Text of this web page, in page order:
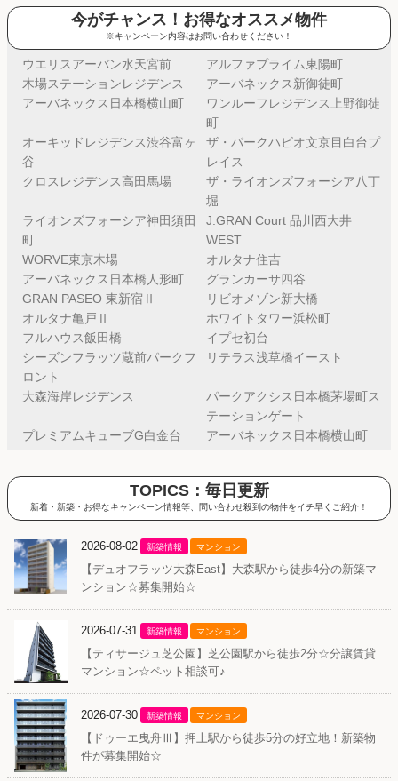
今がチャンス！お得なオススメ物件
※キャンペーン内容はお問い合わせください！
ウエリスアーバン水天宮前
アルファプライム東陽町
木場ステーションレジデンス
アーバネックス新御徒町
アーバネックス日本橋横山町
ワンルーフレジデンス上野御徒
町
オーキッドレジデンス渋谷富ヶ
谷
ザ・パークハビオ文京目白台プ
レイス
クロスレジデンス高田馬場
ザ・ライオンズフォーシア八丁
堀
ライオンズフォーシア神田須田
町
J.GRAN Court 品川西大井
WEST
WORVE東京木場
オルタナ住吉
アーバネックス日本橋人形町
グランカーサ四谷
GRAN PASEO 東新宿Ⅱ
リビオメゾン新大橋
オルタナ亀戸Ⅱ
ホワイトタワー浜松町
フルハウス飯田橋
イプセ初台
シーズンフラッツ蔵前パークフ
ロント
リテラス浅草橋イースト
大森海岸レジデンス
パークアクシス日本橋茅場町ス
テーションゲート
プレミアムキューブG白金台
アーバネックス日本橋横山町
TOPICS：毎日更新
新着・新築・お得なキャンペーン情報等、問い合わせ殺到の物件をイチ早くご紹介！
2026-08-02 新築情報 マンション
【デュオフラッツ大森East】大森駅から徒歩4分の新築マ
ンション☆募集開始☆
2026-07-31 新築情報 マンション
【ティサージュ芝公園】芝公園駅から徒歩2分☆分譲賃貸
マンション☆ペット相談可♪
2026-07-30 新築情報 マンション
【ドゥーエ曳舟Ⅲ】押上駅から徒歩5分の好立地！新築物
件が募集開始☆